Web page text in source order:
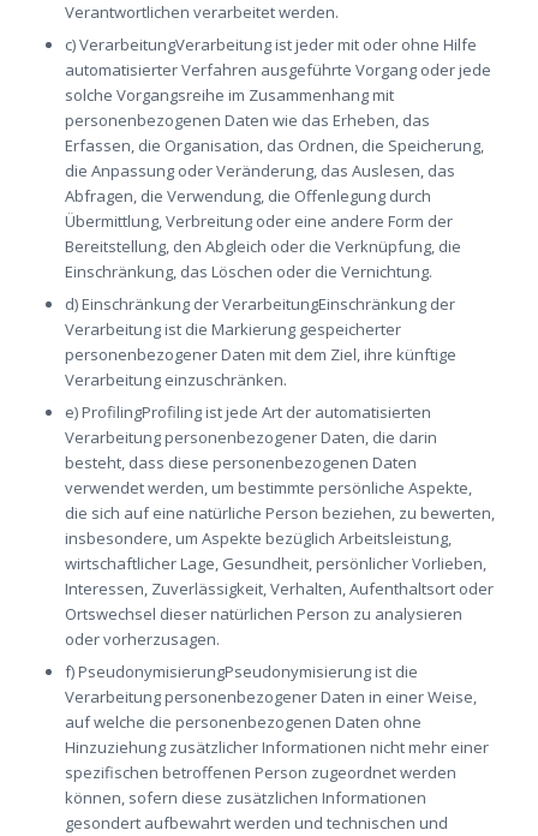
Verantwortlichen verarbeitet werden.
c) VerarbeitungVerarbeitung ist jeder mit oder ohne Hilfe
automatisierter Verfahren ausgeführte Vorgang oder jede
solche Vorgangsreihe im Zusammenhang mit
personenbezogenen Daten wie das Erheben, das
Erfassen, die Organisation, das Ordnen, die Speicherung,
die Anpassung oder Veränderung, das Auslesen, das
Abfragen, die Verwendung, die Offenlegung durch
Übermittlung, Verbreitung oder eine andere Form der
Bereitstellung, den Abgleich oder die Verknüpfung, die
Einschränkung, das Löschen oder die Vernichtung.
d) Einschränkung der VerarbeitungEinschränkung der
Verarbeitung ist die Markierung gespeicherter
personenbezogener Daten mit dem Ziel, ihre künftige
Verarbeitung einzuschränken.
e) ProfilingProfiling ist jede Art der automatisierten
Verarbeitung personenbezogener Daten, die darin
besteht, dass diese personenbezogenen Daten
verwendet werden, um bestimmte persönliche Aspekte,
die sich auf eine natürliche Person beziehen, zu bewerten,
insbesondere, um Aspekte bezüglich Arbeitsleistung,
wirtschaftlicher Lage, Gesundheit, persönlicher Vorlieben,
Interessen, Zuverlässigkeit, Verhalten, Aufenthaltsort oder
Ortswechsel dieser natürlichen Person zu analysieren
oder vorherzusagen.
f) PseudonymisierungPseudonymisierung ist die
Verarbeitung personenbezogener Daten in einer Weise,
auf welche die personenbezogenen Daten ohne
Hinzuziehung zusätzlicher Informationen nicht mehr einer
spezifischen betroffenen Person zugeordnet werden
können, sofern diese zusätzlichen Informationen
gesondert aufbewahrt werden und technischen und